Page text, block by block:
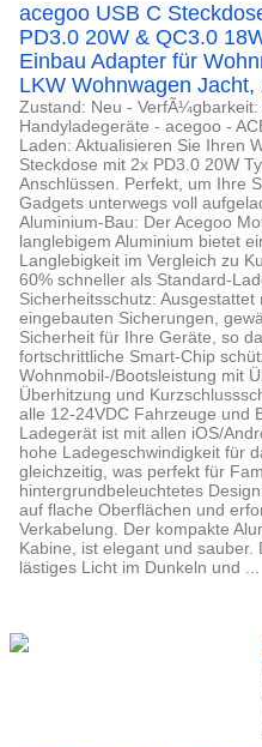
acegoo USB C
PD3.0 20W & QC3.0
Einbau Adapter für
LKW Wohnwagen Jacht,
Zustand: Neu -
Handyladegeräte - acegoo -
Laden: Aktualisieren Sie Ihren
Steckdose mit 2x PD3.0 20W
Anschlüssen. Perfekt, um Ihre
Gadgets unterwegs voll
Aluminium-Bau: Der Acegoo
langlebigem Aluminium bietet
Langlebigkeit im Vergleich zu
60% schneller als Standard-
Sicherheitsschutz:
eingebauten Sicherungen,
Sicherheit für Ihre Geräte, so
fortschrittliche Smart-Chip
Wohnmobil-/Bootsleistung mit
Überhitzung und
alle 12-24VDC Fahrzeuge und
Ladegerät ist mit allen iOS/
hohe Ladegeschwindigkeit für
gleichzeitig, was perfekt für
hintergrundbeleuchtetes
auf flache Oberflächen und
Verkabelung. Der kompakte
Kabine, ist elegant und
lästiges Licht im Dunkeln und ...